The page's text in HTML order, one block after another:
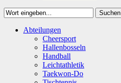
Suchen
SuchenAbteilungen
Cheersport
Hallenbosseln
Handball
Leichtathletik
Taekwon-Do